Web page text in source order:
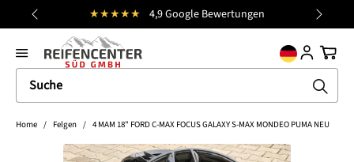
springen ★★★★★ 4,9 Google Bewertungen
general.prev
Home / Felgen / 4 MAM 18" FORD C-MAX FOCUS GALAXY S-MAX MONDEO PUMA NEU
Bildergalerie überspringen